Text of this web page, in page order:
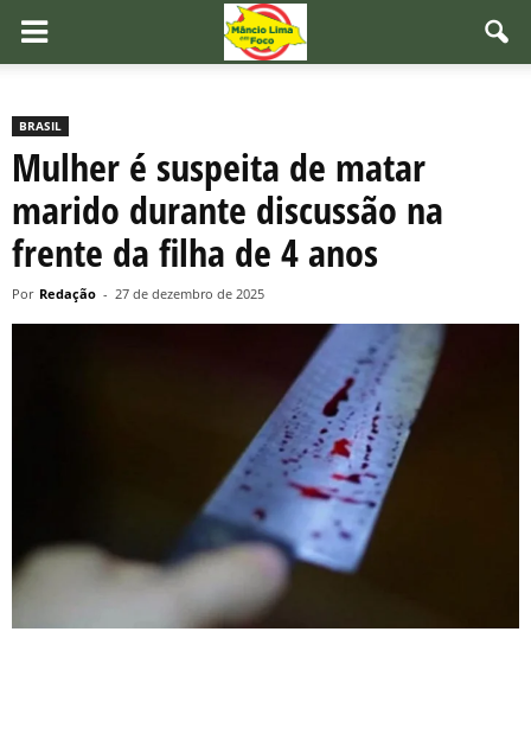
BRASIL
Mulher é suspeita de matar
marido durante discussão na
frente da filha de 4 anos
Por Redação - 27 de dezembro de 2025